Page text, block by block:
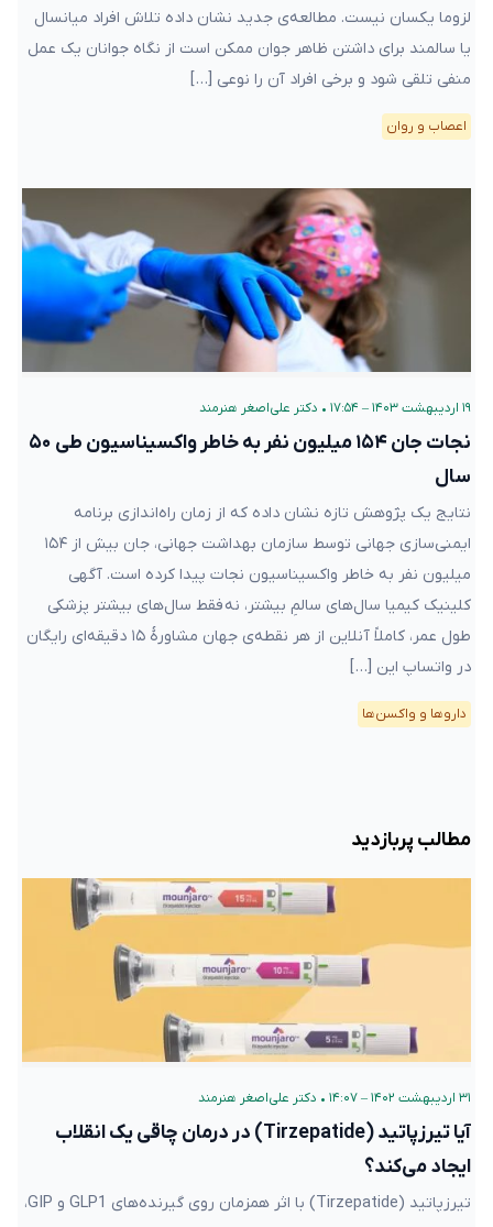
لزوما یکسان نیست. مطالعه‌ی جدید نشان داده تلاش افراد میانسال
یا سالمند برای داشتن ظاهر جوان ممکن است از نگاه جوانان یک عمل
منفی تلقی شود و برخی افراد آن را نوعی […]
اعصاب و روان
۱۹ اردیبهشت ۱۴۰۳ – ۱۷:۵۴ • دکتر علی‌اصغر هنرمند
نجات جان ۱۵۴ میلیون نفر به خاطر واکسیناسیون طی ۵۰
سال
نتایج یک پژوهش تازه نشان داده که از زمان راه‌اندازی برنامه
ایمنی‌سازی جهانی توسط سازمان بهداشت جهانی، جان بیش از ۱۵۴
میلیون نفر به خاطر واکسیناسیون نجات پیدا کرده است. آگهی
کلینیک کیمیا سال‌های سالمِ بیشتر، نه فقط سال‌های بیشتر پزشکی
طول عمر، کاملاً آنلاین از هر نقطه‌ی جهان مشاورهٔ ۱۵ دقیقه‌ای رایگان
در واتساپ این […]
دارو‌ها و واکسن‌ها
مطالب پربازدید
۳۱ اردیبهشت ۱۴۰۲ – ۱۴:۰۷ • دکتر علی‌اصغر هنرمند
آیا تیرزپاتید (Tirzepatide) در درمان چاقی یک انقلاب
ایجاد می‌کند؟
تیرزپاتید (Tirzepatide) با اثر همزمان روی گیرنده‌های GLP1 و GIP،